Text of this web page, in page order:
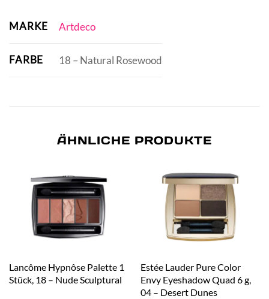
MARKE Artdeco
FARBE 18 – Natural Rosewood
ÄHNLICHE PRODUKTE
Lancôme Hypnôse Palette 1
Stück, 18 – Nude Sculptural
Estée Lauder Pure Color
Envy Eyeshadow Quad 6 g,
04 – Desert Dunes